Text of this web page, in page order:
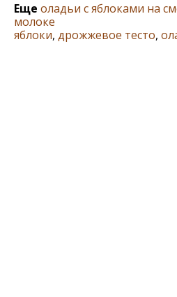
Еще оладьи с яблоками на
молоке
яблоки, дрожжевое тесто,